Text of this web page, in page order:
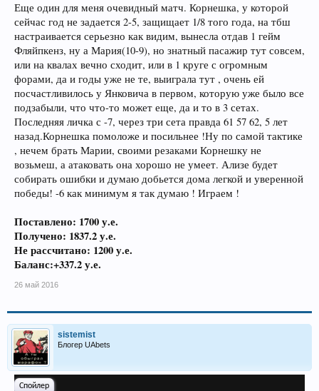
Еще один для меня очевидный матч. Корнешка, у которой
сейчас год не задается 2-5, защищает 1/8 того года, на тбш
настраивается серьезно как видим, вынесла отдав 1 гейм
Фляйпкенз, ну а Мария(10-9), но знатный пасажир тут совсем,
или на квалах вечно сходит, или в 1 круге с огромным
форами, да и годы уже не те, выиграла тут , очень ей
посчастливилось у Янковича в первом, которую уже было все
подзабыли, что что-то может еще, да и то в 3 сетах.
Последняя личка с -7, через три сета правда 61 57 62, 5 лет
назад.Корнешка помоложе и посильнее !Ну по самой тактике
, нечем брать Марии, своими резаками Корнешку не
возьмеш, а атаковать она хорошо не умеет. Ализе будет
собирать ошибки и думаю добьется дома легкой и уверенной
победы! -6 как минимум я так думаю ! Играем !
Поставлено: 1700 у.е.
Получено: 1837.2у.е.
Не рассчитано: 1200 у.е.
Баланс:+337.2 у.е.
26 май 2016
sistemist
Блогер UAbets
Спойлер